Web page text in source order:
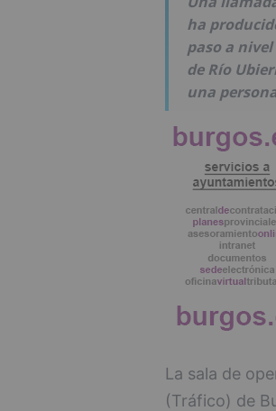
ha
paso a
de Río
una
La sala de
(Tráfico) de